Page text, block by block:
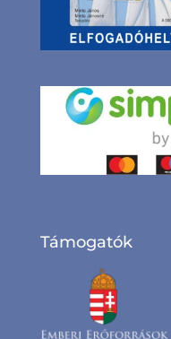
Támogatók